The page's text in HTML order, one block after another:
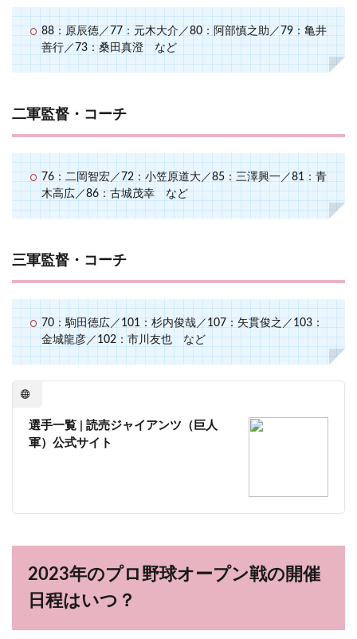
88：原辰徳／77：元木大介／80：阿部慎之助／79：亀井
善行／73：桑田真澄 など
二軍監督・コーチ
76：二岡智宏／72：小笠原道大／85：三澤興一／81：青
木高広／86：古城茂幸 など
三軍監督・コーチ
70：駒田徳広／101：杉内俊哉／107：矢貫俊之／103：
金城龍彦／102：市川友也 など
選手一覧 | 読売ジャイアンツ（巨人
軍）公式サイト
2023年のプロ野球オープン戦の開催
日程はいつ？